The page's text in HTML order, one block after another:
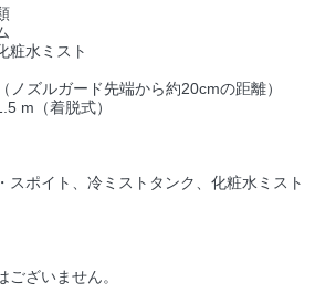
粧水ミスト
ズルガード先端から約20cmの距離）
m（着脱式）
スポイト、冷ミストタンク、化粧水ミスト
ざいません。